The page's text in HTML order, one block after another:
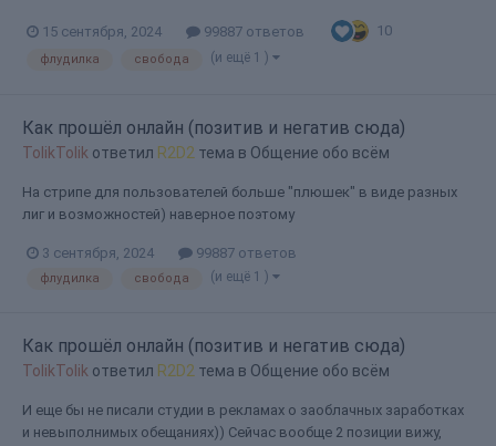
15 сентября, 2024 99887 ответов 10
флудилка свобода (и ещё 1 )
Как прошёл онлайн (позитив и негатив сюда)
TolikTolik ответил R2D2 тема в Общение обо всём
На стрипе для пользователей больше "плюшек" в виде разных
лиг и возможностей) наверное поэтому
3 сентября, 2024 99887 ответов
флудилка свобода (и ещё 1 )
Как прошёл онлайн (позитив и негатив сюда)
TolikTolik ответил R2D2 тема в Общение обо всём
И еще бы не писали студии в рекламах о заоблачных заработках
и невыполнимых обещаниях)) Сейчас вообще 2 позиции вижу,